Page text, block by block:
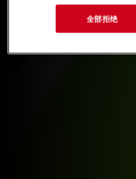
全部拒绝